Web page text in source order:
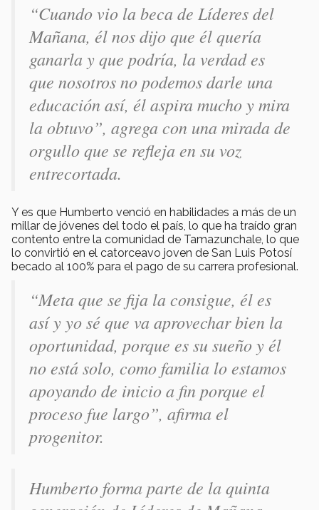
“Cuando vio la beca de Líderes del
Mañana, él nos dijo que él quería
ganarla y que podría, la verdad es
que nosotros no podemos darle una
educación así, él aspira mucho y mira
la obtuvo”, agrega con una mirada de
orgullo que se refleja en su voz
entrecortada.
Y es que Humberto venció en habilidades a más de un
millar de jóvenes del todo el país, lo que ha traído gran
contento entre la comunidad de Tamazunchale, lo que
lo convirtió en el catorceavo joven de San Luis Potosí
becado al 100% para el pago de su carrera profesional.
“Meta que se fija la consigue, él es
así y yo sé que va aprovechar bien la
oportunidad, porque es su sueño y él
no está solo, como familia lo estamos
apoyando de inicio a fin porque el
proceso fue largo”, afirma el
progenitor.
Humberto forma parte de la quinta